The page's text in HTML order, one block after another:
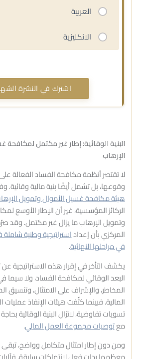
العربية
الانكليزية
البنية الوقائية: إطار غير مكتمل
الإرهاب
لا تقتصر أنظمة مكافحة الفساد الفعالة
وقوعها، بل تشمل أيضًا بنية مالية وقائية.
هيئة مكافحة غسيل الأموال وتمويل
الركائز المؤسسية، غير أن الإطار الأوسع
وتمويل الإرهاب ما يزال غير مكتمل. وقد
المركزي بأن إعداداستراتيجية وطنية
في مراحلها النهائية.
يكشف التأخر في إقرار هذه الاستراتيجية
البعد الوقائي لمكافحة الفساد، ولا سيما
المخاطر، والإشراف على الامتثال، وتنسيق
المالية. فبينما كثّفت هيئات الإنفاذ
تسويات تفاوضية، لاتزال البنية الوقائية
معتوصيات مجموعة العمل المالي.
ومن دون إطار امتثال متكامل وواضح، تبقى